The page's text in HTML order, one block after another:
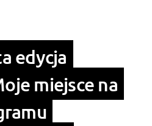
edycja
miejsce na